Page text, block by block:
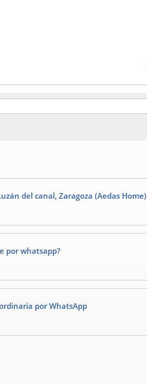
del canal, Zaragoza (Aedas Home)
por whatsapp?
por WhatsApp